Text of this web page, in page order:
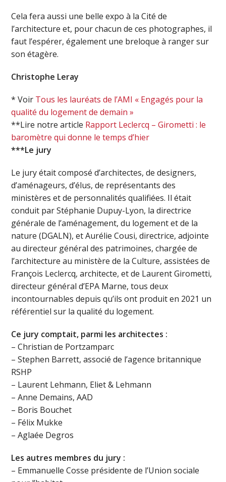
Cela fera aussi une belle expo à la Cité de
l’architecture et, pour chacun de ces photographes, il
faut l’espérer, également une breloque à ranger sur
son étagère.
Christophe Leray
* Voir Tous les lauréats de l’AMI « Engagés pour la
qualité du logement de demain »
**Lire notre article Rapport Leclercq – Girometti : le
baromètre qui donne le temps d’hier
***Le jury
Le jury était composé d’architectes, de designers,
d’aménageurs, d’élus, de représentants des
ministères et de personnalités qualifiées. Il était
conduit par Stéphanie Dupuy-Lyon, la directrice
générale de l’aménagement, du logement et de la
nature (DGALN), et Aurélie Cousi, directrice, adjointe
au directeur général des patrimoines, chargée de
l’architecture au ministère de la Culture, assistées de
François Leclercq, architecte, et de Laurent Girometti,
directeur général d’EPA Marne, tous deux
incontournables depuis qu’ils ont produit en 2021 un
référentiel sur la qualité du logement.
Ce jury comptait, parmi les architectes :
– Christian de Portzamparc
– Stephen Barrett, associé de l’agence britannique
RSHP
– Laurent Lehmann, Eliet & Lehmann
– Anne Demains, AAD
– Boris Bouchet
– Félix Mukke
– Aglaée Degros
Les autres membres du jury :
– Emmanuelle Cosse présidente de l’Union sociale